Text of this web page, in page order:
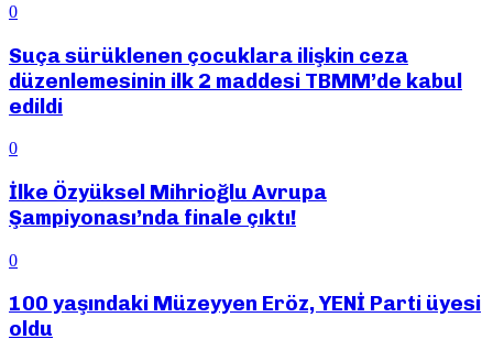
0
Suça sürüklenen çocuklara ilişkin ceza
düzenlemesinin ilk 2 maddesi TBMM’de kabul
edildi
0
İlke Özyüksel Mihrioğlu Avrupa
Şampiyonası’nda finale çıktı!
0
100 yaşındaki Müzeyyen Eröz, YENİ Parti üyesi
oldu